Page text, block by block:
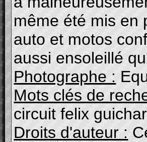
même été mis en
auto et motos
aussi ensoleillé
Photographe :
Mots clés de
circuit felix
Droits d'auteur :